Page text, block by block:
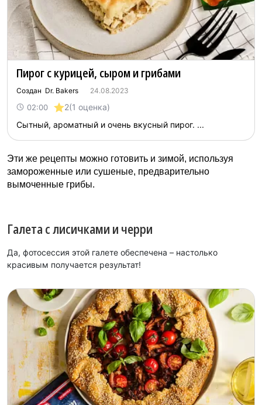
Пирог с курицей, сыром и грибами
Создан Dr. Bakers 24.08.2023
02:00 2(1 оценка)
Сытный, ароматный и очень вкусный пирог. ...
Эти же рецепты можно готовить и зимой, используя
замороженные или сушеные, предварительно
вымоченные грибы.
Галета с лисичками и черри
Да, фотосессия этой галете обеспечена – настолько
красивым получается результат!